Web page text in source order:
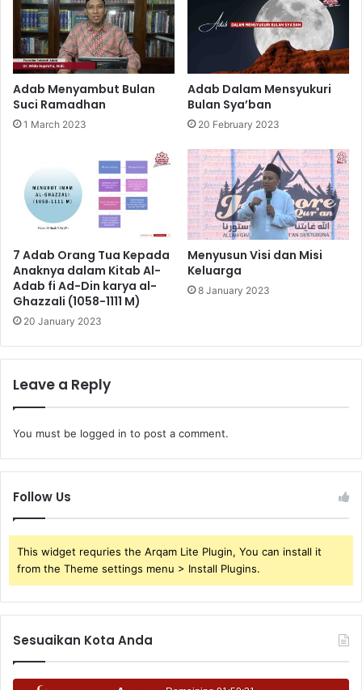
Adab Menyambut Bulan
Suci Ramadhan
1 March 2023
Adab Dalam Mensyukuri
Bulan Sya’ban
20 February 2023
7 Adab Orang Tua Kepada
Anaknya dalam Kitab Al-
Adab fi Ad-Din karya al-
Ghazzali (1058-1111 M)
20 January 2023
Menyusun Visi dan Misi
Keluarga
8 January 2023
Leave a Reply
You must be logged in to post a comment.
Follow Us
This widget requries the Arqam Lite Plugin, You can install it
from the Theme settings menu > Install Plugins.
Sesuaikan Kota Anda